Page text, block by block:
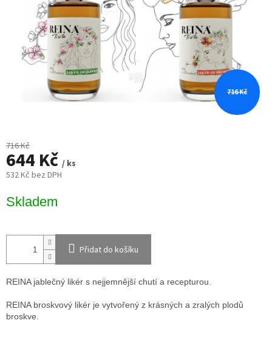
716 Kč
716 Kč
644 Kč / ks
532 Kč bez DPH
cena:
Skladem
Přidat do košíku
REINA jablečný likér s nejjemnější chutí a recepturou.
REINA broskvový likér je vytvořený z krásných a zralých plodů
broskve.